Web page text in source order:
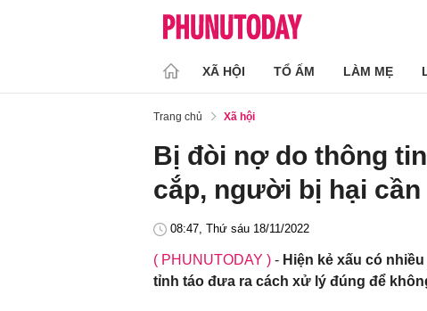
XÃ HỘI TỔ ẤM LÀM MẸ
Trang chủ Xã hội
Bị đòi nợ do thông
cắp, người bị hại
08:47, Thứ sáu 18/11/2022
( PHUNUTODAY ) - Hiện kẻ xấu có
tỉnh táo đưa ra cách xử lý đúng để